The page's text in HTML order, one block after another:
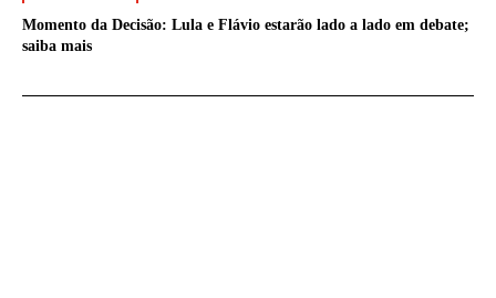
Momento da Decisão: Lula e Flávio estarão lado a lado em debate;
saiba mais